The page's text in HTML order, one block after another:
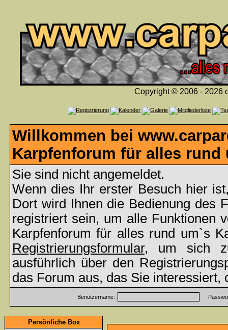
Copyright © 2006 - 2026
Willkommen bei
Karpfenforum für alles rund
Sie sind nicht angemeldet.
Wenn dies Ihr erster Besuch hier
Dort wird Ihnen die Bedienung des
registriert sein, um alle Funktionen
Karpfenforum für alles rund um`s
Registrierungsformular, um sich
ausführlich über den
das Forum aus, das Sie
Benutzername:
Persönliche Box